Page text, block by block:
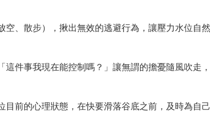
、散步），揪出無效的逃避行為，讓壓力水位自然
件事我現在能控制嗎？」讓無謂的擔憂隨風吹走
前的心理狀態，在快要滑落谷底之前，及時為自己